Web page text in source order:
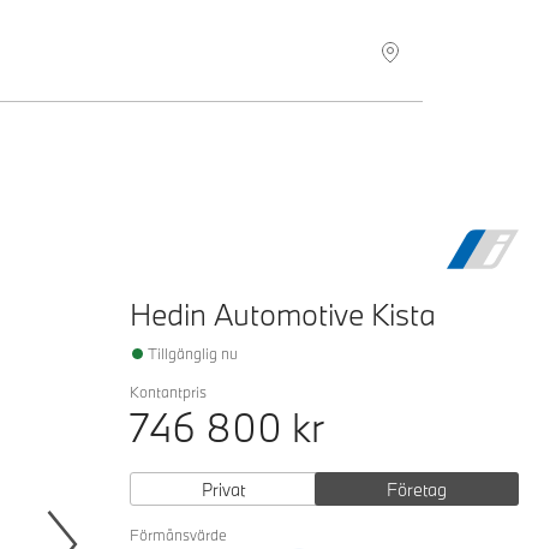
Hedin Automotive Kista
Tillgänglig nu
Kontantpris
746 800 kr
Privat Företag
Förmånsvärde